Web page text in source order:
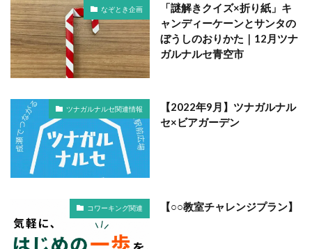
なぞとき企画
「謎解きクイズ×折り紙」キ
ャンディーケーンとサンタの
ぼうしのおりかた｜12月ツナ
ガルナルセ青空市
ツナガルナルセ関連情報
【2022年9月】ツナガルナル
セ×ビアガーデン
コワーキング関連 【○○教室チャレンジプラン】